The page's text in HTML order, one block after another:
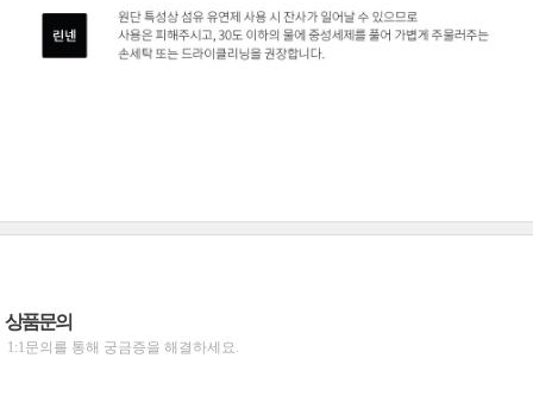
상품문의
1:1문의를 통해 궁금증을 해결하세요.